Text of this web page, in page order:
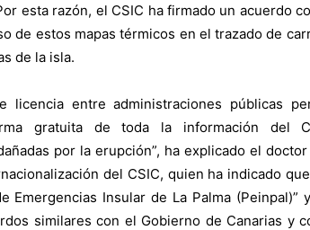
esta razón, el CSIC ha firmado un acuerdo
de estos mapas térmicos en el trazado de
de la isla.
licencia entre administraciones públicas
gratuita de toda la información del
por la erupción”, ha explicado el doctor
del CSIC, quien ha indicado
Emergencias Insular de La Palma (Peinpal)”
similares con el Gobierno de Canarias y